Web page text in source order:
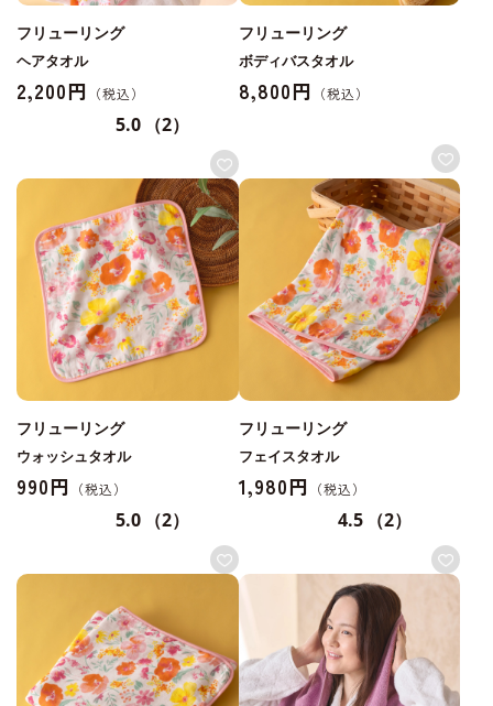
フリューリング
ヘアタオル
2,200円
5.0 （2）
フリューリング
ボディバスタオル
8,800円
フリューリング
ウォッシュタオル
990円
5.0 （2）
フリューリング
フェイスタオル
1,980円
4.5 （2）